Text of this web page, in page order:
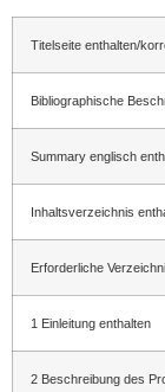
Titelseite enthalten/
Bibliographische
Summary englisch
Inhaltsverzeichnis
Erforderliche
1 Einleitung enthalten
2 Beschreibung des